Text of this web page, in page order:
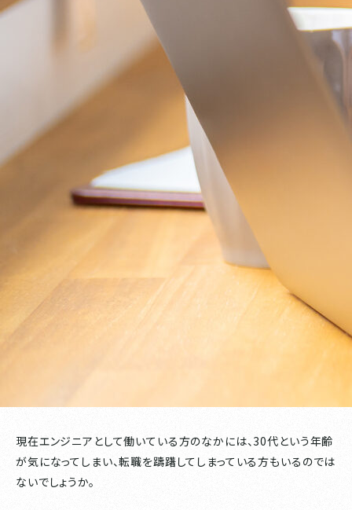
現在エンジニアとして働いている方のなかには、30代という年齢
が気になってしまい、転職を躊躇してしまっている方もいるのでは
ないでしょうか。